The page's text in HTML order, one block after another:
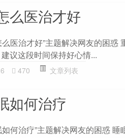
么医治才好
医治才好”主题解决网友的困惑
议这段时间保持好心情...
470 文章列表
如何治疗
何治疗”主题解决网友的困惑 睡